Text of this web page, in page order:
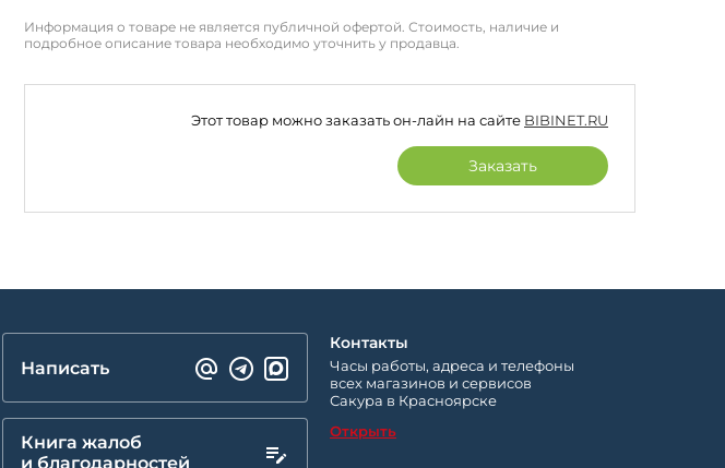
Информация о товаре не является публичной офертой. Стоимость, наличие и
подробное описание товара необходимо уточнить у продавца.
Этот товар можно заказать он-лайн на сайте BIBINET.RU
Заказать
Написать
Книга жалоб
и благодарностей
Контакты
Часы работы, адреса и телефоны
всех магазинов и сервисов
Сакура в Красноярске
Открыть